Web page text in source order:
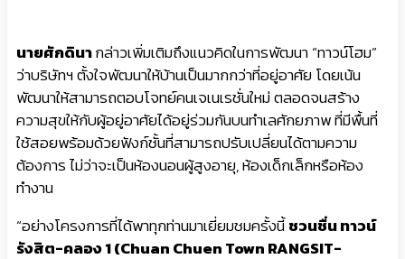
นายศักดินากล่าวเพิ่มเติมถึงแนวคิดในการพัฒนา “ทาวน์โฮม”
ว่าบริษัทฯ ตั้งใจพัฒนาให้บ้านเป็นมากกว่าที่อยู่อาศัย โดยเน้น
พัฒนาให้สามารถตอบโจทย์คนเจเนเรชั่นใหม่ ตลอดจนสร้าง
ความสุขให้กับผู้อยู่อาศัยได้อยู่ร่วมกันบนทำเลศักยภาพ ที่มีพื้นที่
ใช้สอยพร้อมด้วยฟังก์ชั้นที่สามารถปรับเปลี่ยนได้ตามความ
ต้องการ ไม่ว่าจะเป็นห้องนอนผู้สูงอายุ, ห้องเด็กเล็กหรือห้อง
ทำงาน
“อย่างโครงการที่ได้พาทุกท่านมาเยี่ยมชมครั้งนี้ชวนชื่น ทาวน์
รังสิต-คลอง 1 (Chuan Chuen Town RANGSIT-